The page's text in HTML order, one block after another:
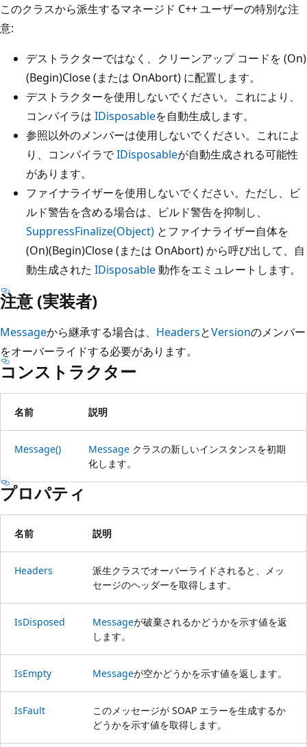
このクラスから派生するマネージド C++ ユーザーの特別な注
意:
デストラクターではなく、クリーンアップ コードを (On)
(Begin)Close (または OnAbort) に配置します。
デストラクターを使用しないでください。これにより、
コンパイラは IDisposableを自動生成します。
参照以外のメンバーは使用しないでください。これによ
り、コンパイラでIDisposableが自動生成される可能性
があります。
ファイナライザーを使用しないでください。ただし、ビ
ルド警告を含める場合は、ビルド警告を抑制し、
SuppressFinalize(Object) とファイナライザー自体を
(On)(Begin)Close (または OnAbort) から呼び出して、自
動生成された IDisposable動作をエミュレートします。
注意 (実装者)
Messageから継承する場合は、 HeadersとVersionのメンバー
をオーバーライドする必要があります。
コンストラクター
名前 説明
Message() Message クラスの新しいインスタンスを初期
化します。
プロパティ
名前 説明
Headers
派生クラスでオーバーライドされると、メッ
セージのヘッダーを取得します。
IsDisposed Messageが破棄されるかどうかを示す値を返
します。
IsEmpty Messageが空かどうかを示す値を返します。
IsFault
このメッセージが SOAP エラーを生成するか
どうかを示す値を取得します。